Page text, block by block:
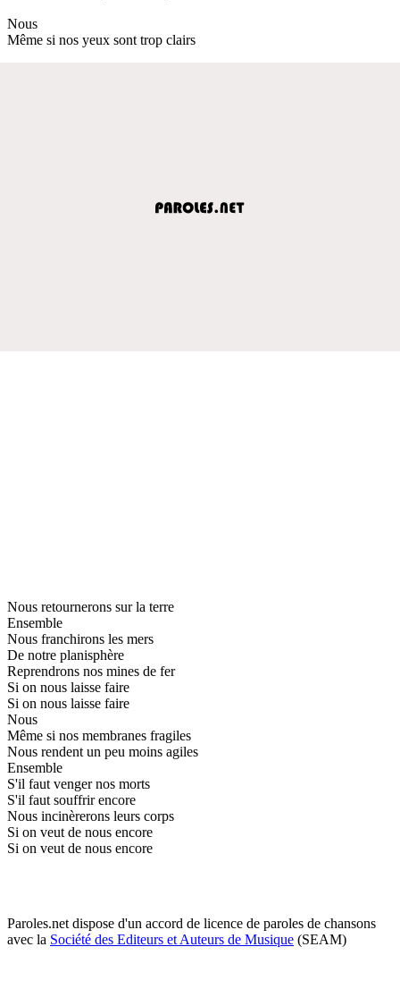
Nous
Même si nos yeux sont trop clairs
Nous retournerons sur la terre
Ensemble
Nous franchirons les mers
De notre planisphère
Reprendrons nos mines de fer
Si on nous laisse faire
Si on nous laisse faire
Nous
Même si nos membranes fragiles
Nous rendent un peu moins agiles
Ensemble
S'il faut venger nos morts
S'il faut souffrir encore
Nous incinèrerons leurs corps
Si on veut de nous encore
Si on veut de nous encore
Paroles.net dispose d'un accord de licence de paroles de chansons
avec la Société des Editeurs et Auteurs de Musique (SEAM)